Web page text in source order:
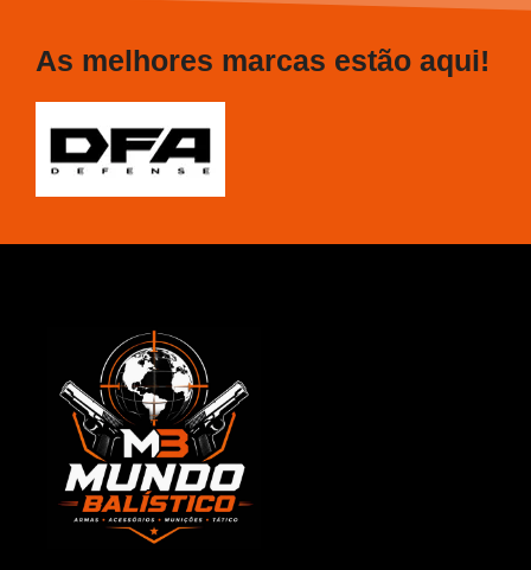
As melhores marcas estão aqui!